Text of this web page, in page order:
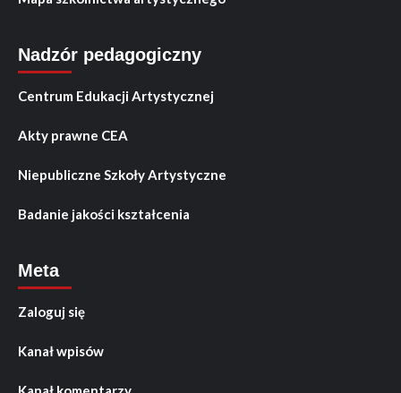
Nadzór pedagogiczny
Centrum Edukacji Artystycznej
Akty prawne CEA
Niepubliczne Szkoły Artystyczne
Badanie jakości kształcenia
Meta
Zaloguj się
Kanał wpisów